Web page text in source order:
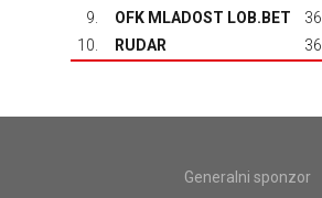
9.
OFK MLADOST LOB.BET 36
10.
RUDAR 36
Generalni sponzor